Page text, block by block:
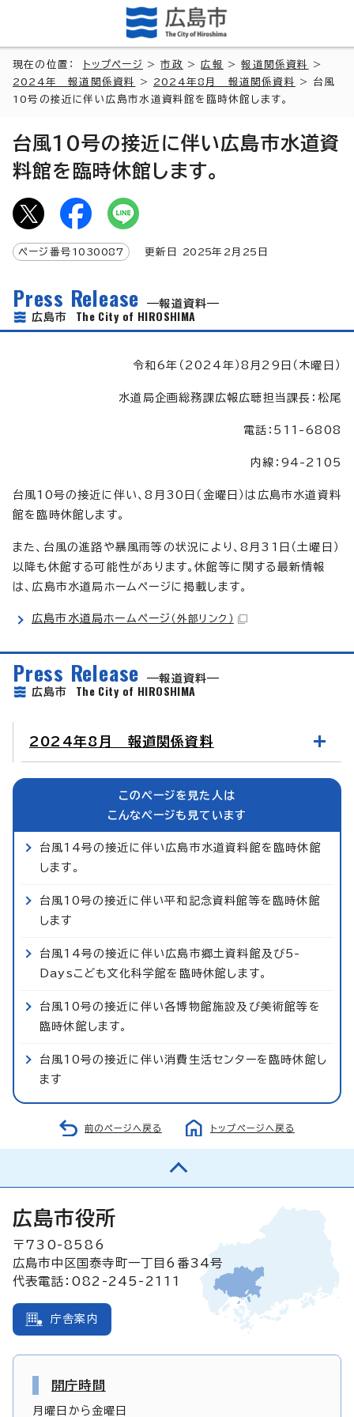
現在の位置： トップページ >市政 >広報 >報道関係資料
>
2024年 報道関係資料
> 2024年8月 報道関係資料
> 台風
10号の接近に伴い広島市水道資料館を臨時休館します。
台風10号の接近に伴い広島市水道資
料館を臨時休館します。
ページ番号 1030087 更新日 2025年2月 25 日
Press Release
報道資料
広島市 The City of HIROSHIMA
令和6年（2024年）8月29日（木曜日）
水道局企画総務課広報広聴担当課長：松尾
電話：511-6808
内線：94-2105
台風10号の接近に伴い、8月30日（金曜日）は広島市水道資料
館を臨時休館します。
また、台風の進路や暴風雨等の状況により、8月31日（土曜日）
以降も休館する可能性があります。休館等に関する最新情報
は、広島市水道局ホームページに掲載します。
広島市水道局ホームページ （外部リンク）
Press Release
報道資料
広島市 The City of HIROSHIMA
2024年8月 報道関係資料
このページを見た人は
こんなページも見ています
台風14号の接近に伴い広島市水道資料館を臨時休館
します。
台風10号の接近に伴い平和記念資料館等を臨時休館
します
台風14号の接近に伴い広島市郷土資料館及び5-
Daysこども文化科学館を臨時休館します。
台風10号の接近に伴い各博物館施設及び美術館等を
臨時休館します。
台風10号の接近に伴い消費生活センターを臨時休館し
ます
前のページへ戻る トップページへ戻る
広島市役所
〒730-8586
広島市中区国泰寺町一丁目6番34号
代表電話：082-245-2111
庁舎案内
開庁時間
月曜日から金曜日